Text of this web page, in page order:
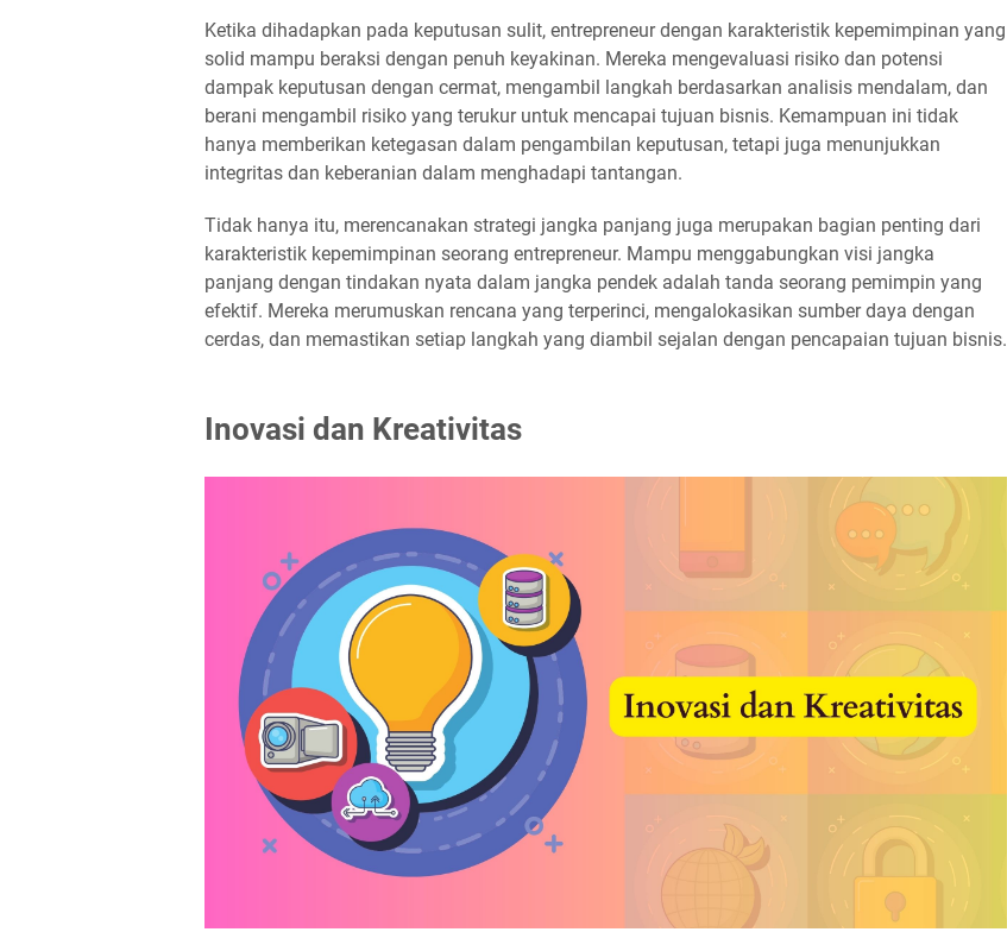
Ketika dihadapkan pada keputusan sulit, entrepreneur dengan karakteristik kepemimpinan yang
solid mampu beraksi dengan penuh keyakinan. Mereka mengevaluasi risiko dan potensi
dampak keputusan dengan cermat, mengambil langkah berdasarkan analisis mendalam, dan
berani mengambil risiko yang terukur untuk mencapai tujuan bisnis. Kemampuan ini tidak
hanya memberikan ketegasan dalam pengambilan keputusan, tetapi juga menunjukkan
integritas dan keberanian dalam menghadapi tantangan.
Tidak hanya itu, merencanakan strategi jangka panjang juga merupakan bagian penting dari
karakteristik kepemimpinan seorang entrepreneur. Mampu menggabungkan visi jangka
panjang dengan tindakan nyata dalam jangka pendek adalah tanda seorang pemimpin yang
efektif. Mereka merumuskan rencana yang terperinci, mengalokasikan sumber daya dengan
cerdas, dan memastikan setiap langkah yang diambil sejalan dengan pencapaian tujuan bisnis.
Inovasi dan Kreativitas